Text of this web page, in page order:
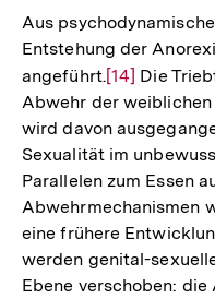
Aus
Entstehung der
angeführt.Zur
Auflösung
der
Fußnote
[14] Die
Abwehr der
wird davon
Sexualität im
Parallelen zum Essen
Abwehrmechanismen
eine frühere
werden genital-
Ebene verschoben: